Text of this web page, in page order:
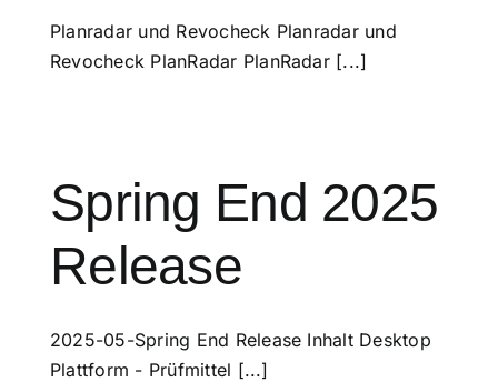
Planradar und Revocheck Planradar und
Revocheck PlanRadar PlanRadar [...]
Spring End 2025
Release
2025-05-Spring End Release Inhalt Desktop
Plattform - Prüfmittel [...]